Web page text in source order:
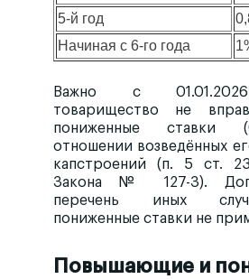
5-й год
Начиная с 6-го года
Важно с
товарищество не
пониженные ставки
отношении возведённых
капстроений (п. 5 ст.
Закона № 127-З).
перечень иных
пониженные ставки не
Повышающие и